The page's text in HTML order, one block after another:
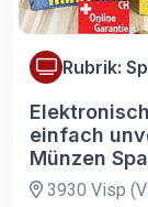
Rubrik:
einfach
Münzen
3930 Visp